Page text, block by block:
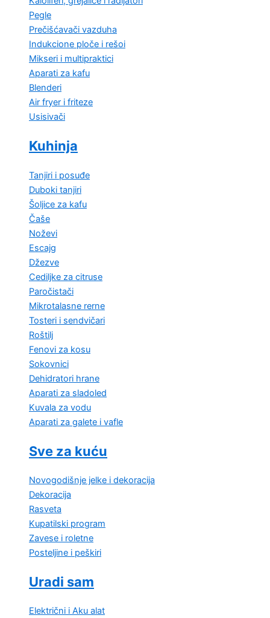
Pegle
Prečišćavači vazduha
Indukcione ploče i rešoi
Mikseri i multipraktici
Aparati za kafu
Blenderi
Air fryer i friteze
Usisivači
Kuhinja
Tanjiri i posuđe
Duboki tanjiri
Šoljice za kafu
Čaše
Noževi
Escajg
Džezve
Cediljke za citruse
Paročistači
Mikrotalasne rerne
Tosteri i sendvičari
Roštilj
Fenovi za kosu
Sokovnici
Dehidratori hrane
Aparati za sladoled
Kuvala za vodu
Aparati za galete i vafle
Sve za kuću
Novogodišnje jelke i dekoracija
Dekoracija
Rasveta
Kupatilski program
Zavese i roletne
Posteljine i peškiri
Uradi sam
Električni i Aku alat